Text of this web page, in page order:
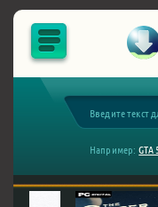
Например: GTA